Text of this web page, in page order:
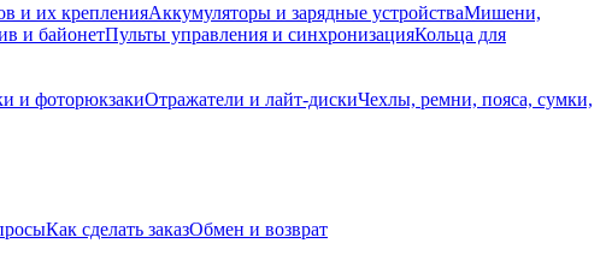
и их крепленияАккумуляторы и зарядные устройстваМишени,
и байонетПульты управления и синхронизацияКольца для
и фоторюкзакиОтражатели и лайт-дискиЧехлы, ремни, пояса, сумки,
Как сделать заказОбмен и возврат